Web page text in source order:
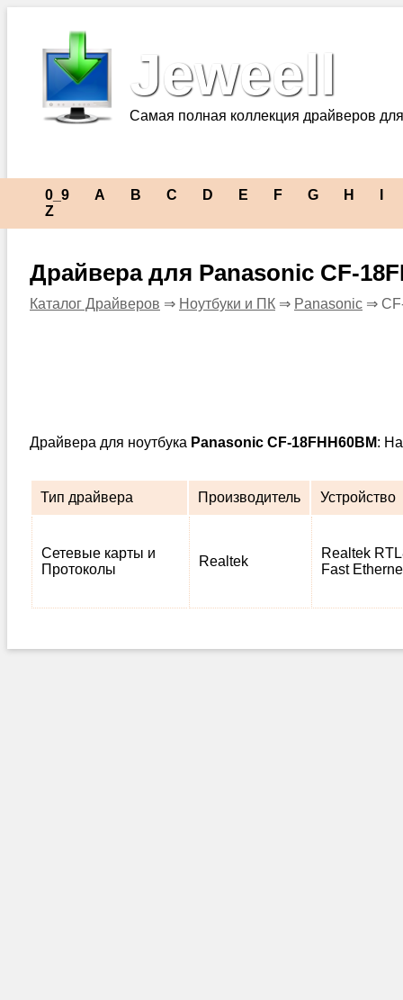
Jeweell
Самая полная коллекция драйверов
0_9 A B C D E F G H
Z
Драйвера для Panasonic CF-
Каталог Драйверов ⇒ Ноутбуки и ПК ⇒ Panasonic ⇒
Драйвера для ноутбука Panasonic CF-18FHH60BM:
Тип драйвера Производитель Устройство
Сетевые карты и
Протоколы
Realtek
Realtek
Fast